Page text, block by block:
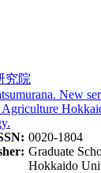
究院
New
0020-1804
Graduate
Hokkaido